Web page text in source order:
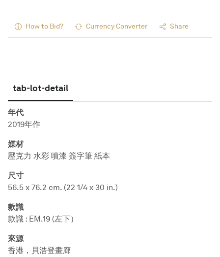
How to Bid? Currency Converter Share
tab-lot-detail
年代
2019年作
媒材
壓克力 水彩 噴漆 簽字筆 紙本
尺寸
56.5 x 76.2 cm. (22 1/4 x 30 in.)
款識
款識 : EM.19 (左下）
來源
香港，貝浩登畫廊